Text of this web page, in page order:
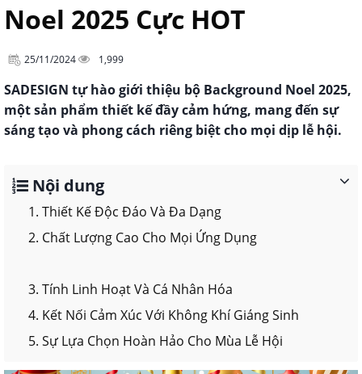
Noel 2025 Cực HOT
25/11/2024 1,999
SADESIGN tự hào giới thiệu bộ Background Noel 2025,
một sản phẩm thiết kế đầy cảm hứng, mang đến sự
sáng tạo và phong cách riêng biệt cho mọi dịp lễ hội.
Nội dung
1. Thiết Kế Độc Đáo Và Đa Dạng
2. Chất Lượng Cao Cho Mọi Ứng Dụng
3. Tính Linh Hoạt Và Cá Nhân Hóa
4. Kết Nối Cảm Xúc Với Không Khí Giáng Sinh
5. Sự Lựa Chọn Hoàn Hảo Cho Mùa Lễ Hội